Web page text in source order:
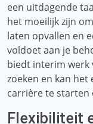
een uitdagende
het moeilijk zijn
laten opvallen en
voldoet aan je
biedt interim werk
zoeken en kan
carrière te starten
Flexibiliteit